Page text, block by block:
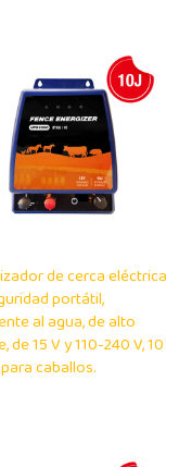
de cerca eléctrica
portátil,
al agua, de alto
de 15 V y 110-240 V, 10
caballos.